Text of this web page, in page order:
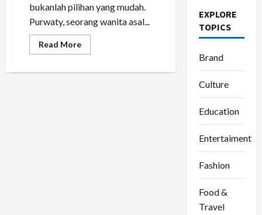
bukanlah pilihan yang mudah.
Purwaty, seorang wanita asal...
Read MoreRead
more
Purwaty:
EXPLORE
TOPICS
Brand
Culture
Education
Entertaiment
Fashion
Food &
Travel